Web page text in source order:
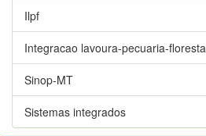
Ilpf
Integracao lavoura-pecuaria-floresta
Sinop-MT
Sistemas integrados